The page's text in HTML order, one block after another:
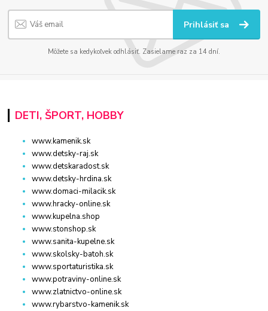
Prihlásiť sa
Môžete sa kedykoľvek odhlásiť. Zasielame raz za 14 dní.
DETI, ŠPORT, HOBBY
www.kamenik.sk
www.detsky-raj.sk
www.detskaradost.sk
www.detsky-hrdina.sk
www.domaci-milacik.sk
www.hracky-online.sk
www.kupelna.shop
www.stonshop.sk
www.sanita-kupelne.sk
www.skolsky-batoh.sk
www.sportaturistika.sk
www.potraviny-online.sk
www.zlatnictvo-online.sk
www.rybarstvo-kamenik.sk